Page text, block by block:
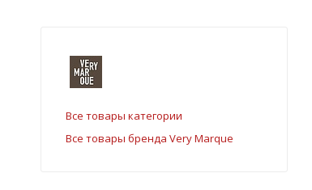
Все товары категории
Все товары бренда Very Marque